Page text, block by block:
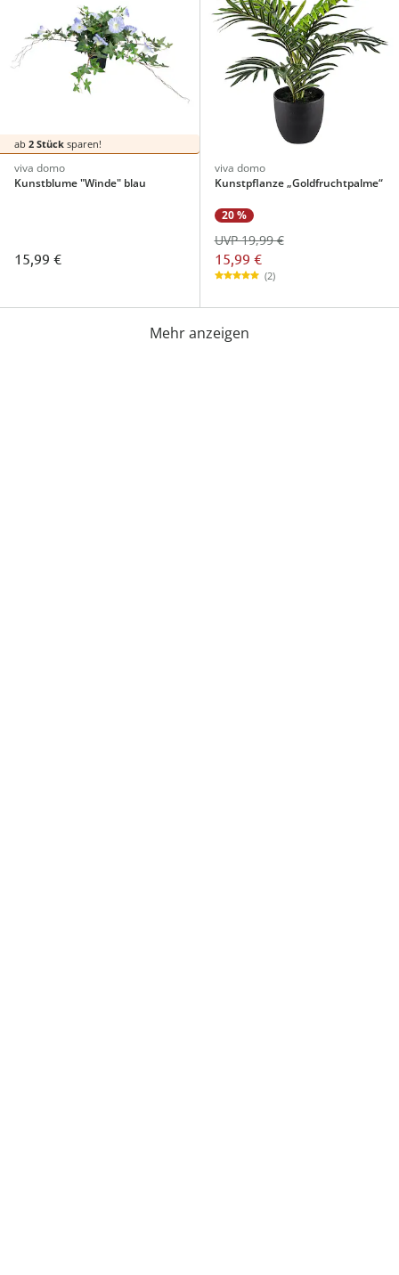
ab 2 Stück sparen!
viva domo
Kunstblume "Winde" blau
15,99 €
viva domo
Kunstpflanze „Goldfruchtpalme“
20 %
15,99 €
UVP 19,99 €
(2)
Mehr anzeigen